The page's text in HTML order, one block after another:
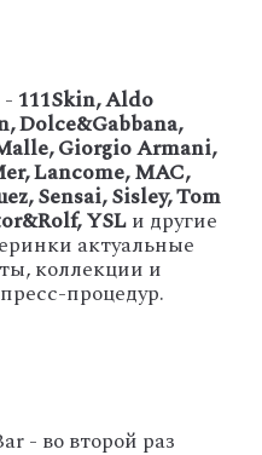
111Skin,Aldo
,Dolce&Gabbana,
,GiorgioArmani,
,Lancome,MAC,
,Sensai,Sisley, Tom
YSLи другие
актуальные
коллекции и
процедур.
- во второй раз